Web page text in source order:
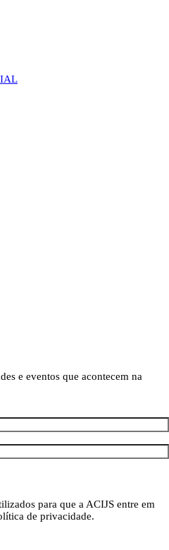
e eventos que acontecem na
para que a ACIJS entre em
de privacidade.